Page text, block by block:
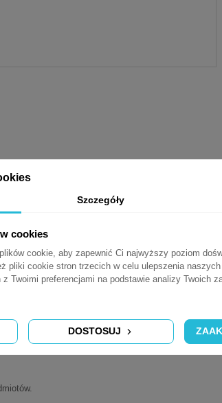
: (22) 535 33 52
(RAL9005).
Szczegóły
cookies
cookie, aby zapewnić Ci najwyższy poziom
pliki cookie stron trzecich w celu ulepszenia naszych
Twoimi preferencjami na podstawie analizy Twoich
DOSTOSUJ